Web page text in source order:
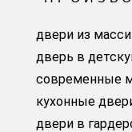
двери из
дверь в
современные
кухонные
двери в